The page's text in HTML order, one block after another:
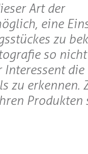
Art der
eine
zu
so
zu erkennen.
Produkten